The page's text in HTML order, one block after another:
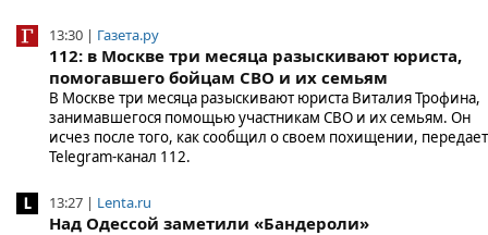
13:30 | Газета.ру
112: в Москве три месяца разыскивают юриста,
помогавшего бойцам СВО и их семьям
В Москве три месяца разыскивают юриста Виталия Трофина,
занимавшегося помощью участникам СВО и их семьям. Он
исчез после того, как сообщил о своем похищении, передает
Telegram-канал 112.
13:27 | Lenta.ru
Над Одессой заметили «Бандероли»